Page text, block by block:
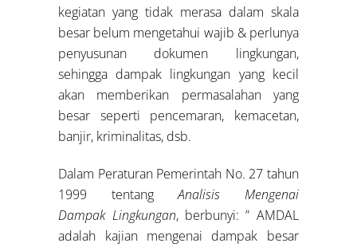
kegiatan yang tidak merasa dalam skala
besar belum mengetahui wajib & perlunya
penyusunan dokumen lingkungan,
sehingga dampak lingkungan yang kecil
akan memberikan permasalahan yang
besar seperti pencemaran, kemacetan,
banjir, kriminalitas, dsb.
Dalam Peraturan Pemerintah No. 27 tahun
1999 tentangAnalisis Mengenai
Dampak Lingkungan, berbunyi: ” AMDAL
adalah kajian mengenai dampak besar